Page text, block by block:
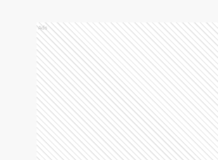
Ads